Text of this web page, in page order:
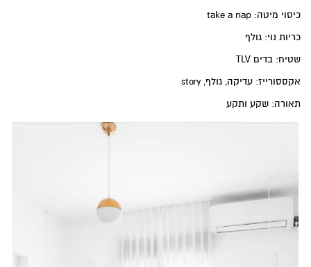
כיסוי מיטה: take a nap
כריות נוי: גולף
שטיח: בדים TLV
אקססורייז: עדיקה, גולף, story
תאורה: שקע ותקע